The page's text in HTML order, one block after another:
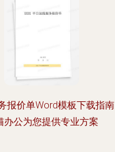
报价单Word模板下载指南
办公为您提供专业方案